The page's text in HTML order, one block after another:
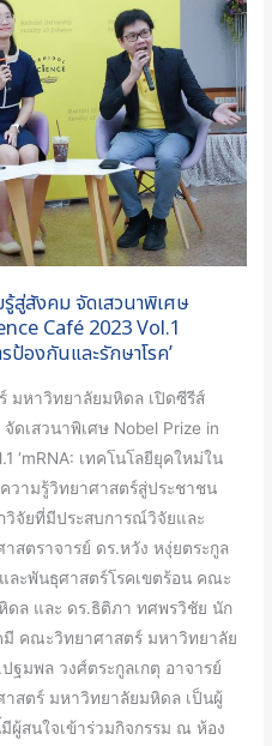
สู่สังคม จัดเสวนาพิเศษ
Café 2023 Vol.1
ป้องกันและรักษาโรค’
มหาวิทยาลัยมหิดล เปิดซีรีส์
ดเสวนาพิเศษ Nobel Prize in
‘mRNA: เทคโนโลยียุคใหม่ใน
วามรู้วิทยาศาสตร์สู่ประชาชน
วิจัยที่มีประสบการณ์วิจัยและ
สตราจารย์ ดร.หวัง หงุ่ยตระกูล
ละพันธุศาสตร์โรคเขตร้อน คณะ
ดล และ ดร.ธิติภา ทศพรวิชัย นัก
คณะวิทยาศาสตร์ มหาวิทยาลัย
ฐมพล วงศ์ตระกูลเกตุ อาจารย์
สตร์ มหาวิทยาลัยมหิดล เป็นผู้
ผู้สนใจเข้าร่วมกิจกรรม ณ ห้อง